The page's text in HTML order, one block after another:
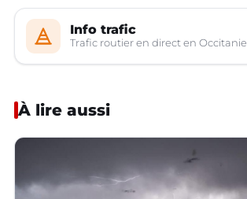
Info trafic
Trafic routier en direct en Occitanie
À lire aussi